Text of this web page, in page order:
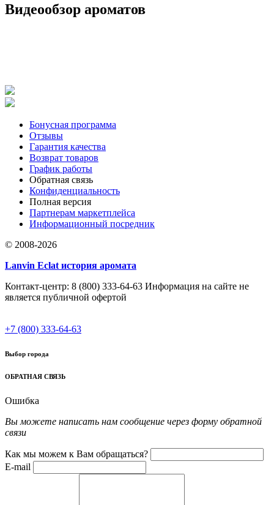
Видеообзор ароматов
Бонусная программа
Отзывы
Гарантия качества
Возврат товаров
График работы
Обратная связь
Конфиденциальность
Полная версия
Партнерам маркетплейса
Информационный посредник
© 2008-2026
Lanvin Eclat история аромата
Контакт-центр: 8 (800) 333-64-63 Информация на сайте не
является публичной офертой
+7 (800) 333-64-63
Выбор города
ОБРАТНАЯ СВЯЗЬ
Ошибка
Вы можете написать нам сообщение через форму обратной
связи
Как мы можем к Вам обращаться?
E-mail